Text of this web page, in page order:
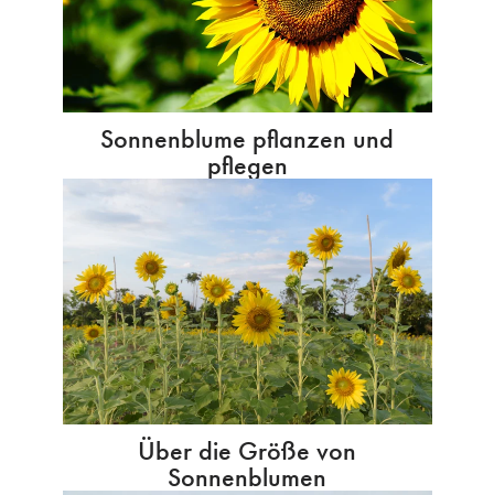
Sonnenblume pflanzen und
pflegen
Über die Größe von
Sonnenblumen